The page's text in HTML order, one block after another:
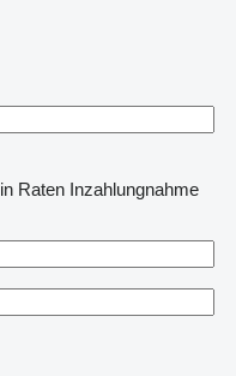
in Raten Inzahlungnahme